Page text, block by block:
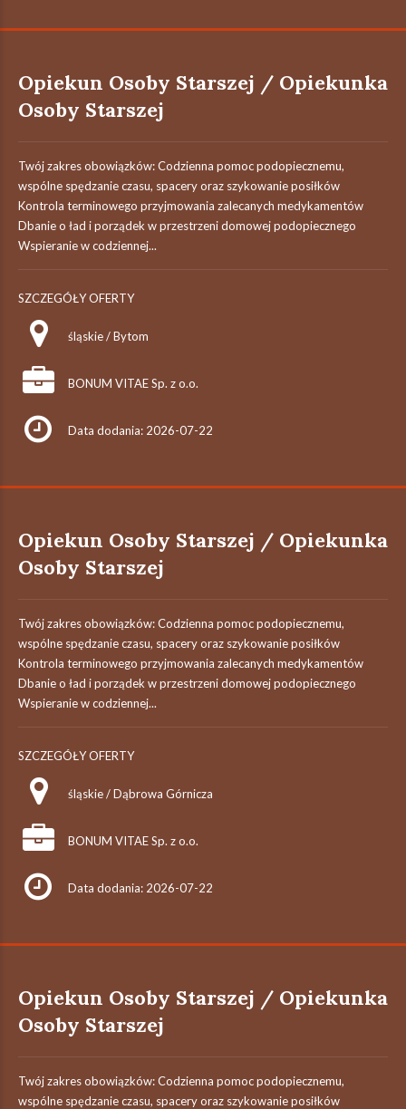
Opiekun Osoby Starszej / Opiekunka
Osoby Starszej
Twój zakres obowiązków: Codzienna pomoc podopiecznemu,
wspólne spędzanie czasu, spacery oraz szykowanie posiłków
Kontrola terminowego przyjmowania zalecanych medykamentów
Dbanie o ład i porządek w przestrzeni domowej podopiecznego
Wspieranie w codziennej...
SZCZEGÓŁY OFERTY
śląskie / Bytom
BONUM VITAE Sp. z o.o.
Data dodania: 2026-07-22
Opiekun Osoby Starszej / Opiekunka
Osoby Starszej
Twój zakres obowiązków: Codzienna pomoc podopiecznemu,
wspólne spędzanie czasu, spacery oraz szykowanie posiłków
Kontrola terminowego przyjmowania zalecanych medykamentów
Dbanie o ład i porządek w przestrzeni domowej podopiecznego
Wspieranie w codziennej...
SZCZEGÓŁY OFERTY
śląskie / Dąbrowa Górnicza
BONUM VITAE Sp. z o.o.
Data dodania: 2026-07-22
Opiekun Osoby Starszej / Opiekunka
Osoby Starszej
Twój zakres obowiązków: Codzienna pomoc podopiecznemu,
wspólne spędzanie czasu, spacery oraz szykowanie posiłków